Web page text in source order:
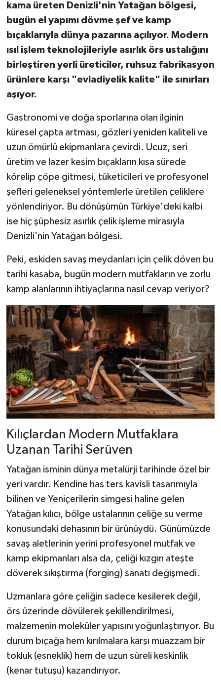
kama üreten Denizli'nin Yatağan bölgesi,
bugün el yapımı dövme şef ve kamp
bıçaklarıyla dünya pazarına açılıyor. Modern
ısıl işlem teknolojileriyle asırlık örs ustalığını
birleştiren yerli üreticiler, ruhsuz fabrikasyon
ürünlere karşı "evladiyelik kalite" ile sınırları
aşıyor.
Gastronomi ve doğa sporlarına olan ilginin
küresel çapta artması, gözleri yeniden kaliteli ve
uzun ömürlü ekipmanlara çevirdi. Ucuz, seri
üretim ve lazer kesim bıçakların kısa sürede
körelip çöpe gitmesi, tüketicileri ve profesyonel
şefleri geleneksel yöntemlerle üretilen çeliklere
yönlendiriyor. Bu dönüşümün Türkiye'deki kalbi
ise hiç şüphesiz asırlık çelik işleme mirasıyla
Denizli'nin Yatağan bölgesi.
Peki, eskiden savaş meydanları için çelik döven bu
tarihi kasaba, bugün modern mutfakların ve zorlu
kamp alanlarının ihtiyaçlarına nasıl cevap veriyor?
Kılıçlardan Modern Mutfaklara
Uzanan Tarihi Serüven
Yatağan isminin dünya metalürji tarihinde özel bir
yeri vardır. Kendine has ters kavisli tasarımıyla
bilinen ve Yeniçerilerin simgesi haline gelen
Yatağan kılıcı, bölge ustalarının çeliğe su verme
konusundaki dehasının bir ürünüydü. Günümüzde
savaş aletlerinin yerini profesyonel mutfak ve
kamp ekipmanları alsa da, çeliği kızgın ateşte
döverek sıkıştırma (forging) sanatı değişmedi.
Uzmanlara göre çeliğin sadece kesilerek değil,
örs üzerinde dövülerek şekillendirilmesi,
malzemenin moleküler yapısını yoğunlaştırıyor. Bu
durum bıçağa hem kırılmalara karşı muazzam bir
tokluk (esneklik) hem de uzun süreli keskinlik
(kenar tutuşu) kazandırıyor.